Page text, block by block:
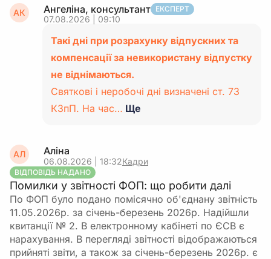
АК Ангеліна, консультант ЕКСПЕРТ
07.08.2026 | 09:10
Такі дні при розрахунку відпускних та
компенсації за невикористану відпустку
не віднімаються.
Святкові і неробочі дні визначені ст. 73
КЗпП. На час… Ще
АЛ Аліна
06.08.2026 | 18:32Кадри
ВІДПОВІДЬ НАДАНО
Помилки у звітності ФОП: що робити далі
По ФОП було подано помісячно об'єднану звітність
11.05.2026р. за січень-березень 2026р. Надійшли
квитанції № 2. В електронному кабінеті по ЄСВ є
нарахування. В перегляді звітності відображаються
прийняті звіти, а також за січень-березень 2026р. є